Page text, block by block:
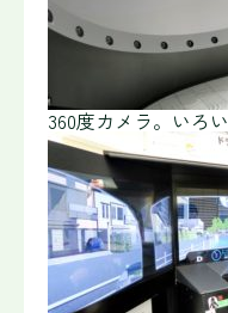
360度カメラ。いろ